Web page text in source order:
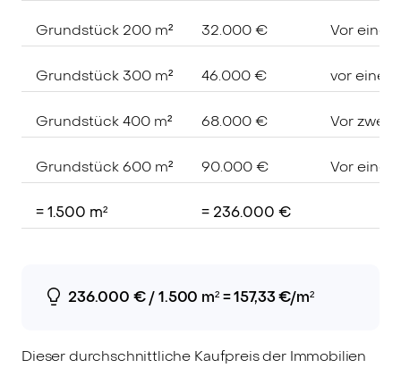
Grundstück 200 m² 32.000 € Vor
Grundstück 300 m² 46.000 € vor
Grundstück 400 m² 68.000 € Vor zwei
Grundstück 600 m² 90.000 € Vor
= 1.500 m² = 236.000 €
236.000 € / 1.500 m² = 157,33 €/m²
Dieser durchschnittliche Kaufpreis der Immobilien